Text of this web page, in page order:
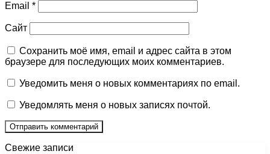
Email *
Сайт
Сохранить моё имя, email и адрес сайта в этом
браузере для последующих моих комментариев.
Уведомить меня о новых комментариях по email.
Уведомлять меня о новых записях почтой.
Свежие записи